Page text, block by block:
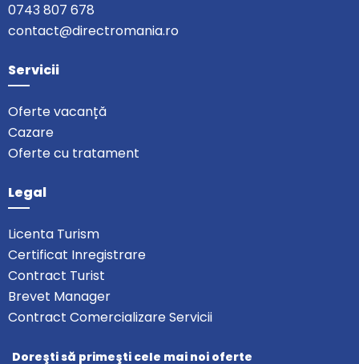
0743 807 678
contact@directromania.ro
Servicii
Oferte vacanță
Cazare
Oferte cu tratament
Legal
Licenta Turism
Certificat Inregistrare
Contract Turist
Brevet Manager
Contract Comercializare Servicii
Doreşti să primeşti cele mai noi oferte